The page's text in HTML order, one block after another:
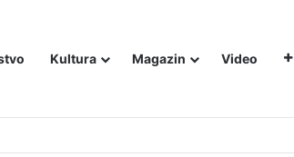
Kultura Magazin Video
logora u Dalju!